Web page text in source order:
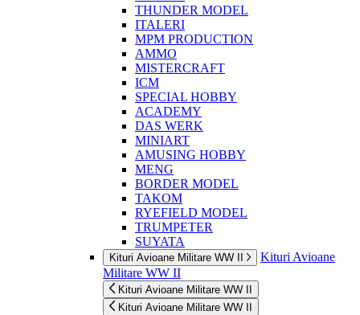
THUNDER MODEL
ITALERI
MPM PRODUCTION
AMMO
MISTERCRAFT
ICM
SPECIAL HOBBY
ACADEMY
DAS WERK
MINIART
AMUSING HOBBY
MENG
BORDER MODEL
TAKOM
RYEFIELD MODEL
TRUMPETER
SUYATA
Kituri Avioane Militare WW II
Kituri Avioane
Militare WW II
Kituri Avioane Militare WW II
Kituri Avioane Militare WW II